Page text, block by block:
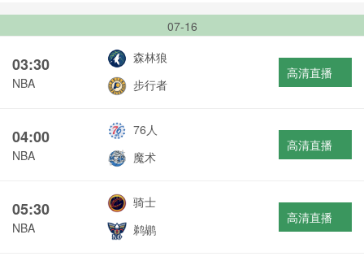
07-16
03:30
NBA
森林狼
步行者
高清直播
04:00
NBA
76人
魔术
高清直播
05:30
NBA
骑士
鹈鹕
高清直播